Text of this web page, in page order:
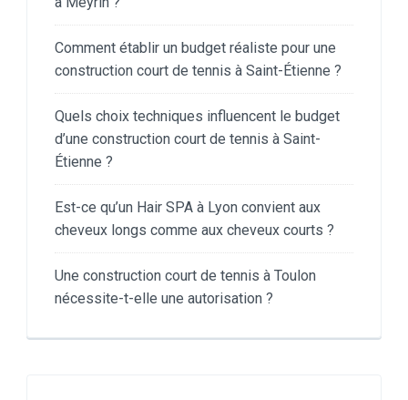
Comment établir un budget réaliste pour une
construction court de tennis à Saint-Étienne ?
Quels choix techniques influencent le budget
d’une construction court de tennis à Saint-
Étienne ?
Est-ce qu’un Hair SPA à Lyon convient aux
cheveux longs comme aux cheveux courts ?
Une construction court de tennis à Toulon
nécessite-t-elle une autorisation ?